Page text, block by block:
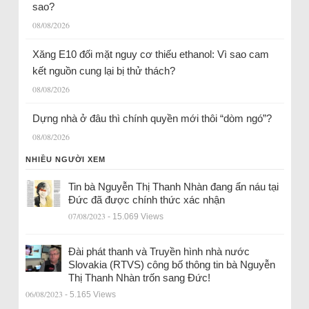
sao?
08/08/2026
Xăng E10 đối mặt nguy cơ thiếu ethanol: Vì sao cam
kết nguồn cung lại bị thử thách?
08/08/2026
Dựng nhà ở đâu thì chính quyền mới thôi “dòm ngó”?
08/08/2026
NHIỀU NGƯỜI XEM
Tin bà Nguyễn Thị Thanh Nhàn đang ẩn náu tại
Đức đã được chính thức xác nhận
07/08/2023 - 15.069 Views
Đài phát thanh và Truyền hình nhà nước
Slovakia (RTVS) công bố thông tin bà Nguyễn
Thị Thanh Nhàn trốn sang Đức!
06/08/2023 - 5.165 Views